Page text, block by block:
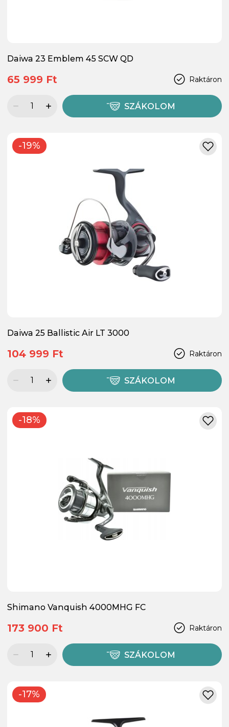
Daiwa 23 Emblem 45 SCW QD
Raktáron
65 999 Ft
SZÁKOLOM
-19%
Daiwa 25 Ballistic Air LT 3000
Raktáron
104 999 Ft
SZÁKOLOM
-18%
Shimano Vanquish 4000MHG FC
Raktáron
173 900 Ft
SZÁKOLOM
-17%